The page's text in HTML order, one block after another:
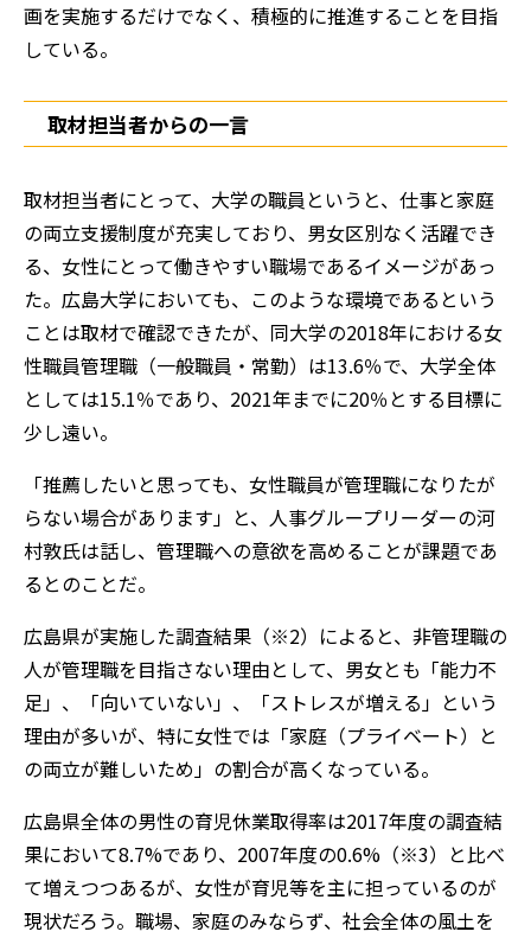
画を実施するだけでなく、積極的に推進することを目指
している。
取材担当者からの一言
取材担当者にとって、大学の職員というと、仕事と家庭
の両立支援制度が充実しており、男女区別なく活躍でき
る、女性にとって働きやすい職場であるイメージがあっ
た。広島大学においても、このような環境であるという
ことは取材で確認できたが、同大学の2018年における女
性職員管理職（一般職員・常勤）は13.6％で、大学全体
としては15.1％であり、2021年までに20％とする目標に
少し遠い。
「推薦したいと思っても、女性職員が管理職になりたが
らない場合があります」と、人事グループリーダーの河
村敦氏は話し、管理職への意欲を高めることが課題であ
るとのことだ。
広島県が実施した調査結果（※2）によると、非管理職の
人が管理職を目指さない理由として、男女とも「能力不
足」、「向いていない」、「ストレスが増える」という
理由が多いが、特に女性では「家庭（プライベート）と
の両立が難しいため」の割合が高くなっている。
広島県全体の男性の育児休業取得率は2017年度の調査結
果において8.7%であり、2007年度の0.6%（※3）と比べ
て増えつつあるが、女性が育児等を主に担っているのが
現状だろう。職場、家庭のみならず、社会全体の風土を